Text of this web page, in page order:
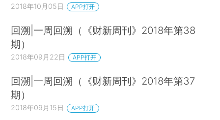
2018年10月05日 APP打开
回溯|一周回溯（《财新周刊》2018年第38
期）
2018年09月22日 APP打开
回溯|一周回溯（《财新周刊》2018年第37
期）
2018年09月15日 APP打开